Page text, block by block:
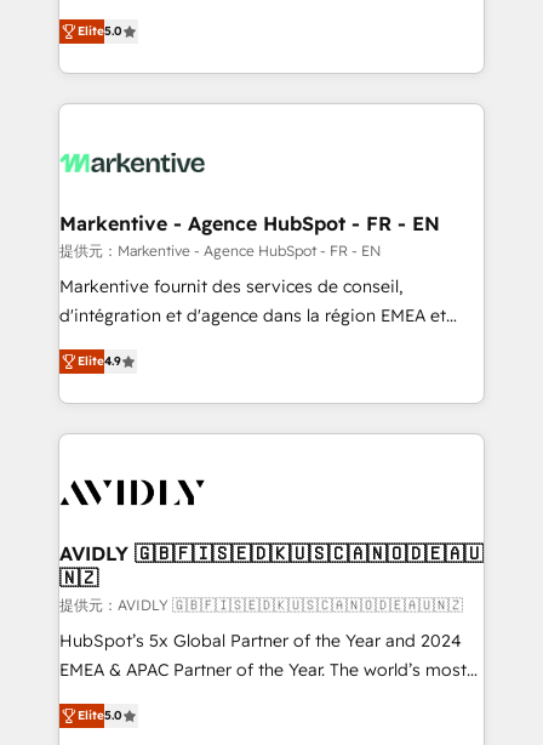
ンツとサイト構造を最適化。 🏆 なぜ100incを選ぶの
か？ ✓ HubSpot Eliteパートナー認定 ✓ HubSpotアワ
ード受賞・HUGリーダー ✓ ISO27001:2022 /
HubSpot大百科 出版 CRM・AI活用に関するご相談、現
せください。
expertise. - A team of 250+ experts dedicated to
your resilient growth.
companies activate HubSpot’s AI-powered
customer platform and operationalize HubSpot’s
Loop Marketing framework through expert-led
services, smart agents, and purpose-built apps,
results, fast. ⚙️CRM & RevOps: Align all Hubs to your
🎯Demand Gen & ABM: Drive pipeline with inbound,
ABM, AEO, SEO, & paid media. 👩‍💻Web Design:
Build high-performing websites with UX, messaging,
& conversion strategy that drive results. 🤖AI
AI, & maximize AEO with tailored AI services. 🧩
Integrations: Extend HubSpot with custom
Elite5.0
Markentive - Agence HubSpot - FR - EN
提供元：Markentive - Agence HubSpot - FR - EN
Markentive fournit des services de conseil,
d'intégration et d'agence dans la région EMEA et
North America. Avec plus de 115 experts en
marketing automation, Growth, Revops, CRM et
webdesign. Markentive is both a consulting firm, a
digital agency and an integrator. With over 115
CRM and webdesign (We focus on EMEA - USA
Elite4.9
AVIDLY 🇬🇧🇫🇮🇸🇪🇩🇰🇺🇸🇨🇦🇳🇴🇩🇪🇦🇺
🇳🇿
提供元：AVIDLY 🇬🇧🇫🇮🇸🇪🇩🇰🇺🇸🇨🇦🇳🇴🇩🇪🇦🇺🇳🇿
HubSpot’s 5x Global Partner of the Year and 2024
EMEA & APAC Partner of the Year. The world’s most
experienced and fully accredited HubSpot Solutions
Partner. 🚀 With 2,750+ HubSpot projects delivered
Elite5.0